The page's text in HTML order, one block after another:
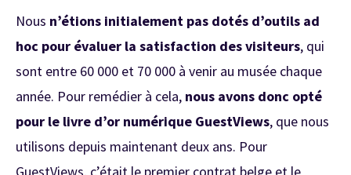
Nous n’étions initialement pas dotés d’outils ad
hoc pour évaluer la satisfaction des visiteurs, qui
sont entre 60 000 et 70 000 à venir au musée chaque
année. Pour remédier à cela, nous avons donc opté
pour le livre d’or numérique GuestViews, que nous
utilisons depuis maintenant deux ans. Pour